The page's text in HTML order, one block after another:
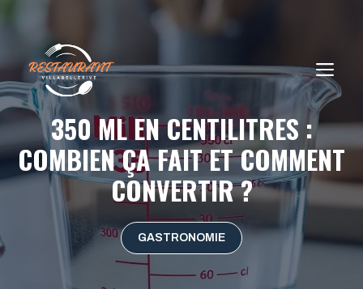
contenu
350 ML EN CENTILITRES :
COMBIEN ÇA FAIT ET COMMENT
CONVERTIR ?
GASTRONOMIE